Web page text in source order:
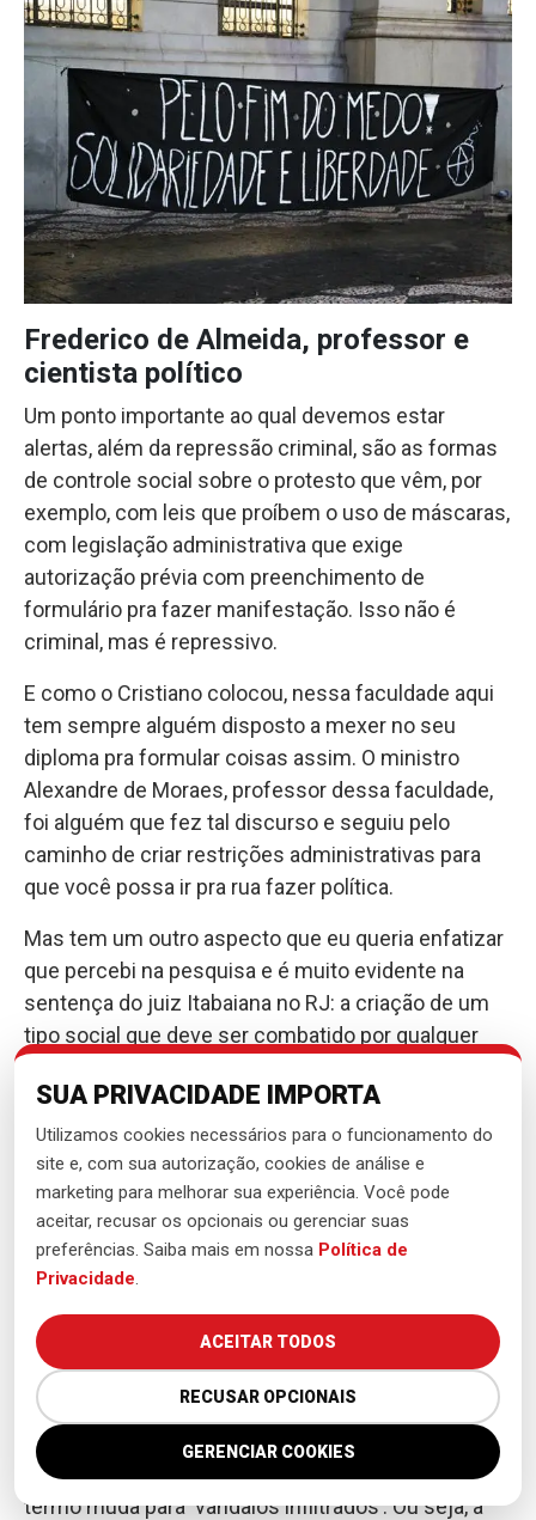
Frederico de Almeida, professor e
cientista político
Um ponto importante ao qual devemos estar
alertas, além da repressão criminal, são as formas
de controle social sobre o protesto que vêm, por
exemplo, com leis que proíbem o uso de máscaras,
com legislação administrativa que exige
autorização prévia com preenchimento de
formulário pra fazer manifestação. Isso não é
criminal, mas é repressivo.
E como o Cristiano colocou, nessa faculdade aqui
tem sempre alguém disposto a mexer no seu
diploma pra formular coisas assim. O ministro
Alexandre de Moraes, professor dessa faculdade,
foi alguém que fez tal discurso e seguiu pelo
caminho de criar restrições administrativas para
que você possa ir pra rua fazer política.
Mas tem um outro aspecto que eu queria enfatizar
que percebi na pesquisa e é muito evidente na
sentença do juiz Itabaiana no RJ: a criação de um
tipo social que deve ser combatido por qualquer
‘vândalo’. Alguém que não respeita as instituições,
alguém que não tem apreço pela ordem, alguém
que tem potencial para praticar crimes,
independentemente de ter praticado ou de se
esperar que pratiquem. É por isso que “podem”, por
exemplo, prender os 18 de SP sem que ao menos
são deste tipo social.
Nós acompanhamos muito bem desde 2013 esse
processo social, político e moral de construção do
vândalo. No começo, para a imprensa, todos eram
‘vândalos’. Daí quando a maré começa a mudar, o
termo muda para ‘vândalos infiltrados’. Ou seja, a
SUA PRIVACIDADE IMPORTA
Utilizamos cookies necessários para o funcionamento do
site e, com sua autorização, cookies de análise e
marketing para melhorar sua experiência. Você pode
aceitar, recusar os opcionais ou gerenciar suas
preferências. Saiba mais em nossa Política de
Privacidade.
ACEITAR TODOS
RECUSAR OPCIONAIS
GERENCIAR COOKIES